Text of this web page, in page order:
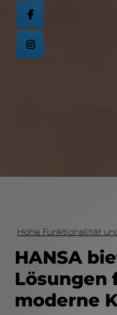
Hohe Funktionalität
HANSA
Lösungen
moderne